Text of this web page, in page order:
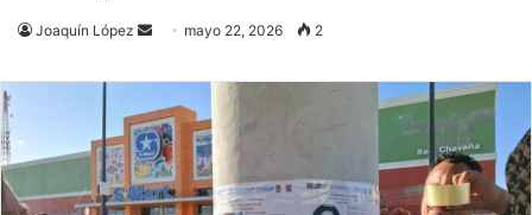
Joaquín López
Send
email
mayo 22, 2026 2